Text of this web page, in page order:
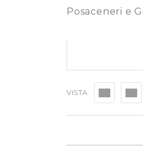
Posaceneri e
VISTA